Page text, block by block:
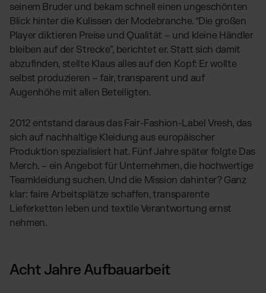
seinem Bruder und bekam schnell einen ungeschönten
Blick hinter die Kulissen der Modebranche. “Die großen
Player diktieren Preise und Qualität – und kleine Händler
bleiben auf der Strecke”, berichtet er. Statt sich damit
abzufinden, stellte Klaus alles auf den Kopf: Er wollte
selbst produzieren – fair, transparent und auf
Augenhöhe mit allen Beteiligten.
2012 entstand daraus das Fair-Fashion-Label Vresh, das
sich auf nachhaltige Kleidung aus europäischer
Produktion spezialisiert hat. Fünf Jahre später folgte Das
Merch. – ein Angebot für Unternehmen, die hochwertige
Teamkleidung suchen. Und die Mission dahinter? Ganz
klar: faire Arbeitsplätze schaffen, transparente
Lieferketten leben und textile Verantwortung ernst
nehmen.
Acht Jahre Aufbauarbeit